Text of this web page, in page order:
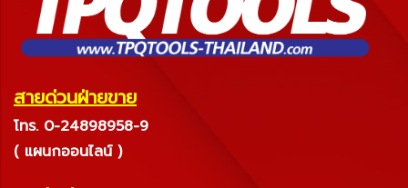
สายด่วนฝ่ายขาย
โทร. 0-24898958-9
( แผนกออนไลน์ )